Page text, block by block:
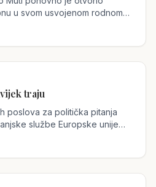
u svom usvojenom rodnom
traju
poslova za politička pitanja
službe Europske unije